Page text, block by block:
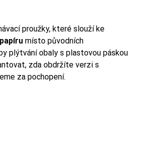
proužky, které slouží ke
místo původních
plýtvání obaly s plastovou páskou
zda obdržíte verzi s
za pochopení.